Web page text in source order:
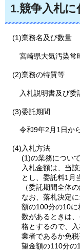
1.競争入札
(1)業務名及び数量
宮崎県大気汚染常
(2)業務の特質等
入札説明書及び委
(3)委託期間
令和9年2月1日か
(4)入札方法
(1)の業務につい
入札金額は、当
とし、委託料1月
（委託期間全体
なお、落札決定
額の100分の10
数があるときは
格とするので、
業者であるか免
望金額の110分の